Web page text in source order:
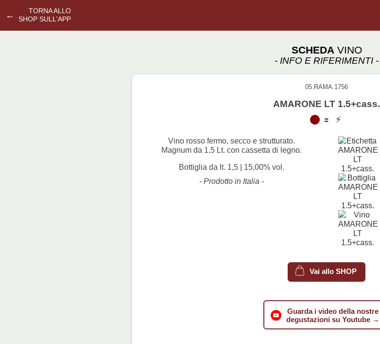
←
TORNA ALLO
SHOP SULL'APP
SCHEDA VINO
- INFO E RIFERIMENTI -
05.RAMA.1756
AMARONE LT 1.5+cass.
Vino rosso fermo, secco e strutturato.
Magnum da 1,5 Lt. con cassetta di legno.
Bottiglia da lt. 1,5 | 15,00% vol.
- Prodotto in Italia -
Vai allo SHOP
Guarda i video della nostre
degustazioni su Youtube →